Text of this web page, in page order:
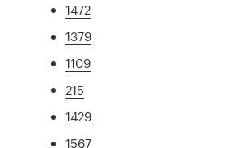
1472
1379
1109
215
1429
1567